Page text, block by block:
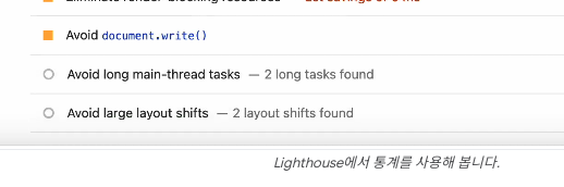
Lighthouse에서 통계를 사용해 봅니다.